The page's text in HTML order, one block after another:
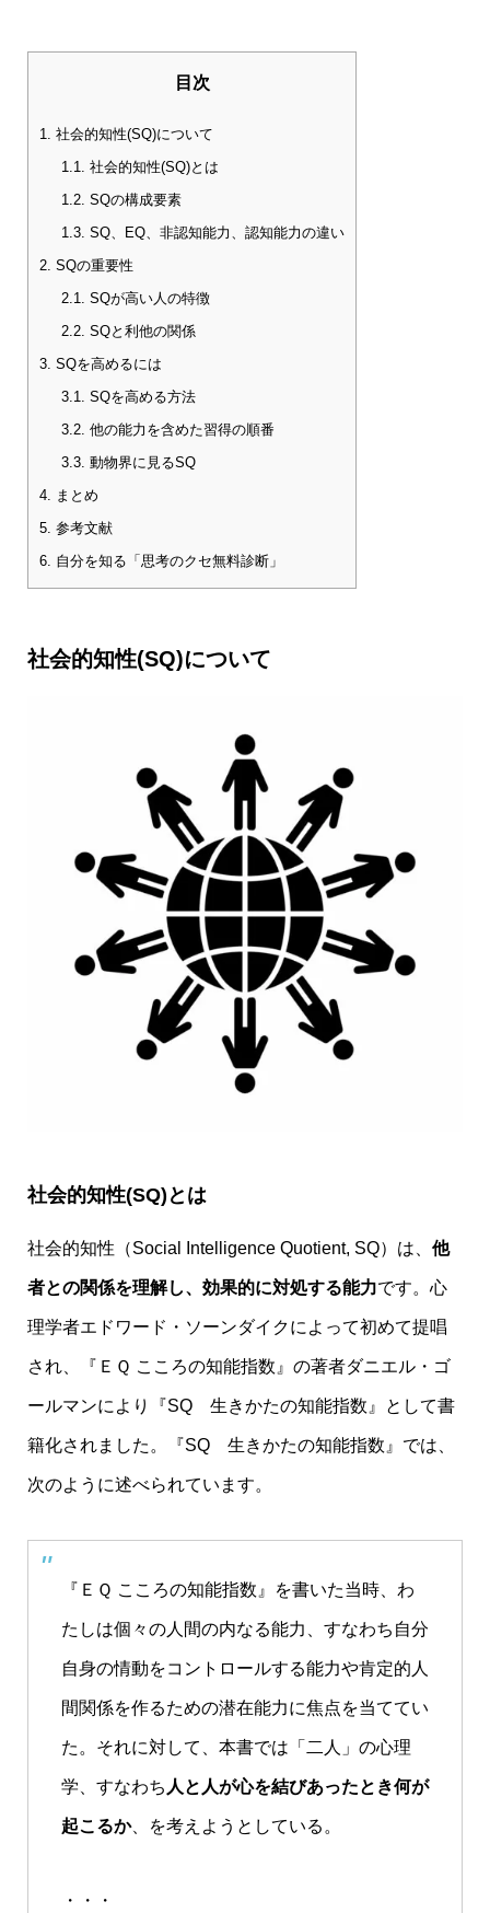
目次
1.
社会的知性(SQ)について
1.1.
社会的知性(SQ)とは
1.2. SQの構成要素
1.3. SQ、EQ、非認知能力、認知能力の違い
2. SQの重要性
2.1.
SQが高い人の特徴
2.2. SQと利他の関係
3. SQを高めるには
3.1.
SQを高める方法
3.2. 他の能力を含めた習得の順番
3.3. 動物界に見るSQ
4.
まとめ
5. 参考文献
6. 自分を知る「思考のクセ無料診断」
社会的知性(SQ)について
社会的知性(SQ)とは
社会的知性（Social Intelligence Quotient, SQ）は、 他
者との関係を理解し、効果的に対処する能力です。心
理学者エドワード・ソーンダイクによって初めて提唱
され、『ＥＱ こころの知能指数』の著者ダニエル・ゴ
ールマンにより『SQ 生きかたの知能指数』として書
籍化されました。『SQ 生きかたの知能指数』では、
次のように述べられています。
『ＥＱ こころの知能指数』を書いた当時、わ
たしは個々の人間の内なる能力、すなわち自分
自身の情動をコントロールする能力や肯定的人
間関係を作るための潜在能力に焦点を当ててい
た。それに対して、本書では「二人」の心理
学、すなわち 人と人が心を結びあったとき何が
起こるか、を考えようとしている。
・・・